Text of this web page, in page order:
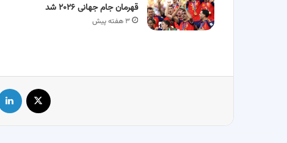
قهرمان جام جهانی ۲۰۲۶ شد
۳ هفته پیش